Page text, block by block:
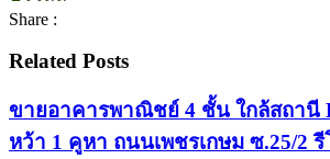
Share :
Related Posts
ขายอาคารพาณิชย์ 4 ชั้น ใกล้สถานี
หว้า 1 คูหา ถนนเพชรเกษม ซ.25/2